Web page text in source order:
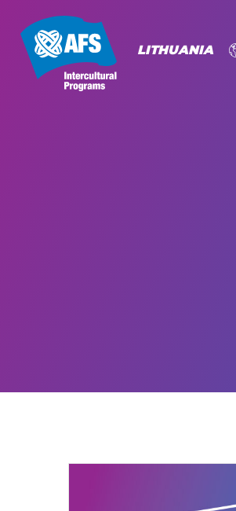
LITHUANIA